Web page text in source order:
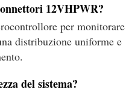
12VHPWR?
per monitorare
distribuzione uniforme e
del sistema?